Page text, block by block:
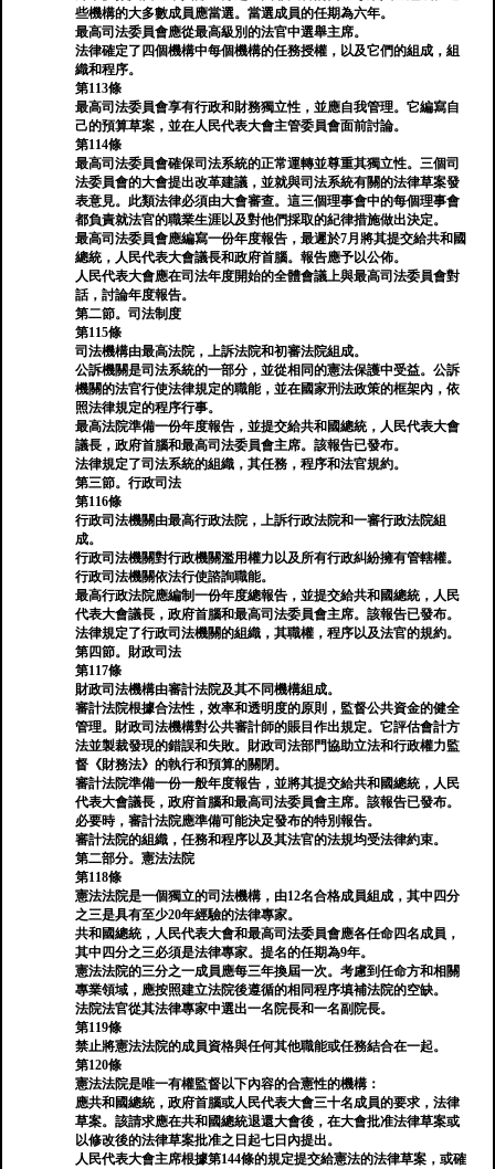
些機構的大多數成員應當選。當選成員的任期為六年。
最高司法委員會應從最高級別的法官中選舉主席。
法律確定了四個機構中每個機構的任務授權，以及它們的組成，組
織和程序。
第113條
最高司法委員會享有行政和財務獨立性，並應自我管理。它編寫自
己的預算草案，並在人民代表大會主管委員會面前討論。
第114條
最高司法委員會確保司法系統的正常運轉並尊重其獨立性。三個司
法委員會的大會提出改革建議，並就與司法系統有關的法律草案發
表意見。此類法律必須由大會審查。這三個理事會中的每個理事會
都負責就法官的職業生涯以及對他們採取的紀律措施做出決定。
最高司法委員會應編寫一份年度報告，最遲於7月將其提交給共和國
總統，人民代表大會議長和政府首腦。報告應予以公佈。
人民代表大會應在司法年度開始的全體會議上與最高司法委員會對
話，討論年度報告。
第二節。司法制度
第115條
司法機構由最高法院，上訴法院和初審法院組成。
公訴機關是司法系統的一部分，並從相同的憲法保護中受益。公訴
機關的法官行使法律規定的職能，並在國家刑法政策的框架內，依
照法律規定的程序行事。
最高法院準備一份年度報告，並提交給共和國總統，人民代表大會
議長，政府首腦和最高司法委員會主席。該報告已發布。
法律規定了司法系統的組織，其任務，程序和法官規約。
第三節。行政司法
第116條
行政司法機關由最高行政法院，上訴行政法院和一審行政法院組
成。
行政司法機關對行政機關濫用權力以及所有行政糾紛擁有管轄權。
行政司法機關依法行使諮詢職能。
最高行政法院應編制一份年度總報告，並提交給共和國總統，人民
代表大會議長，政府首腦和最高司法委員會主席。該報告已發布。
法律規定了行政司法機關的組織，其職權，程序以及法官的規約。
第四節。財政司法
第117條
財政司法機構由審計法院及其不同機構組成。
審計法院根據合法性，效率和透明度的原則，監督公共資金的健全
管理。財政司法機構對公共審計師的賬目作出規定。它評估會計方
法並製裁發現的錯誤和失敗。財政司法部門協助立法和行政權力監
督《財務法》的執行和預算的關閉。
審計法院準備一份一般年度報告，並將其提交給共和國總統，人民
代表大會議長，政府首腦和最高司法委員會主席。該報告已發布。
必要時，審計法院應準備可能決定發布的特別報告。
審計法院的組織，任務和程序以及其法官的法規均受法律約束。
第二部分。憲法法院
第118條
憲法法院是一個獨立的司法機構，由12名合格成員組成，其中四分
之三是具有至少20年經驗的法律專家。
共和國總統，人民代表大會和最高司法委員會應各任命四名成員，
其中四分之三必須是法律專家。提名的任期為9年。
憲法法院的三分之一成員應每三年換屆一次。考慮到任命方和相關
專業領域，應按照建立法院後遵循的相同程序填補法院的空缺。
法院法官從其法律專家中選出一名院長和一名副院長。
第119條
禁止將憲法法院的成員資格與任何其他職能或任務結合在一起。
第120條
憲法法院是唯一有權監督以下內容的合憲性的機構：
應共和國總統，政府首腦或人民代表大會三十名成員的要求，法律
草案。該請求應在共和國總統退還大會後，在大會批准法律草案或
以修改後的法律草案批准之日起七日內提出。
人民代表大會主席根據第144條的規定提交給憲法的法律草案，或確